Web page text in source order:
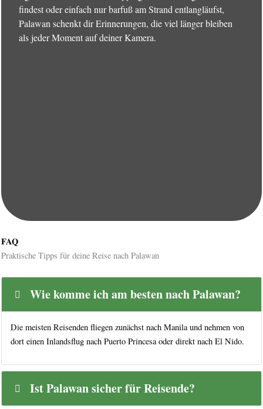
findest oder einfach nur barfuß am Strand entlangläufst,
Palawan schenkt dir Erinnerungen, die viel länger bleiben
als jeder Moment auf deiner Kamera.
FAQ
Praktische Tipps für deine Reise nach Palawan
Wie komme ich am besten nach Palawan?
Die meisten Reisenden fliegen zunächst nach Manila und nehmen von
dort einen Inlandsflug nach Puerto Princesa oder direkt nach El Nido.
Ist Palawan sicher für Reisende?